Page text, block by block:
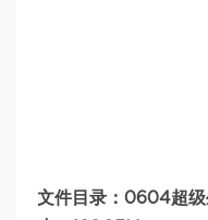
文件目录：0604超